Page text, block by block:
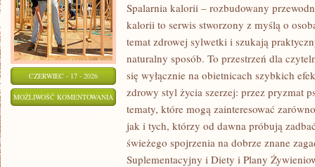
CZERWIEC - 17 - 2026
MOŻLIWOŚĆ KOMENTOWANIA DIETY
PLANY
ŻYWIENIOWE
Spalarnia kalorii – rozbudowany
kalorii to serwis stworzony z myślą o
temat zdrowej sylwetki i szukają
naturalny sposób. To przestrzeń dla
się wyłącznie na obietnicach szybkich
zdrowy styl życia szerzej: przez pryzmat
tematy, które mogą zainteresować
jak i tych, którzy od dawna próbują
świeżego spojrzenia na dobrze znane
Suplementacyjny i Diety i Plany